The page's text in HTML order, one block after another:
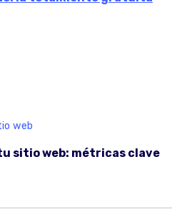
web
sitio web: métricas clave